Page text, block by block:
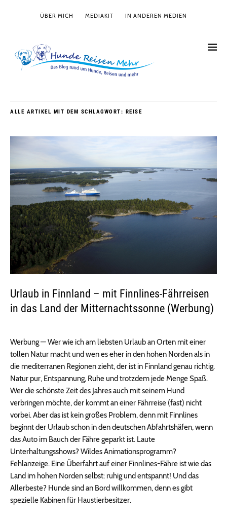
ÜBER MICH MEDIAKIT IN ANDEREN MEDIEN
ALLE ARTIKEL MIT DEM SCHLAGWORT: REISE
Urlaub in Finnland – mit Finnlines-Fährreisen
in das Land der Mitternachtssonne (Werbung)
Werbung — Wer wie ich am liebsten Urlaub an Orten mit einer
tollen Natur macht und wen es eher in den hohen Norden als in
die mediterranen Regionen zieht, der ist in Finnland genau richtig.
Natur pur, Entspannung, Ruhe und trotzdem jede Menge Spaß.
Wer die schönste Zeit des Jahres auch mit seinem Hund
verbringen möchte, der kommt an einer Fährreise (fast) nicht
vorbei. Aber das ist kein großes Problem, denn mit Finnlines
beginnt der Urlaub schon in den deutschen Abfahrtshäfen, wenn
das Auto im Bauch der Fähre geparkt ist. Laute
Unterhaltungsshows? Wildes Animationsprogramm?
Fehlanzeige. Eine Überfahrt auf einer Finnlines-Fähre ist wie das
Land im hohen Norden selbst: ruhig und entspannt! Und das
Allerbeste? Hunde sind an Bord willkommen, denn es gibt
spezielle Kabinen für Haustierbesitzer.